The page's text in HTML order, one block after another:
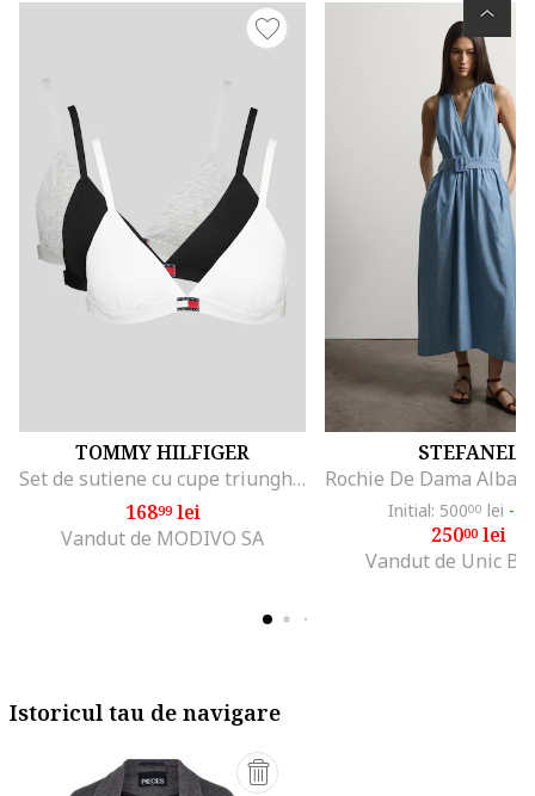
TOMMY HILFIGER
Set de sutiene cu cupe triunghiulare si detaliu logo - 3 perechi, Alb/Negru/Gri melange
16899lei
Vandut de MODIVO SA
STEFANEL
Initial: 50000 lei -
25000lei
Vandut de Unic
Istoricul tau de navigare